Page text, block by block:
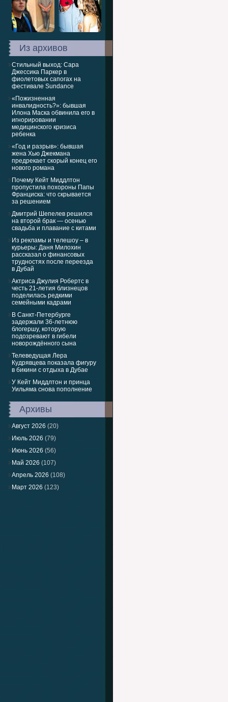
Из архивов
Стильный выход: Сара
Джессика Паркер в
фиолетовых сапогах на
фестивале Sundance
«Пожизненная
инвалидность?»: бывшая
Илона Маска обвинила его в
игнорировании
медицинского кризиса
ребенка
«Год и разрыв»: бывшая
жена Хью Джекмана
предрекает скорый конец его
нового романа
Почему Кейт Миддлтон
пропустила похороны Папы
Франциска: что скрывается
за решением
Дмитрий Шепелев решился
на второй брак — осенью
свадьба и плавание с китами
Из рекламы и телешоу – в
курьеры: Даня Милохин
рассказал о финансовых
трудностях после переезда
в Дубай
Актриса Джулия Робертс в
честь 21-летия близнецов
поделилась редкими
семейными кадрами
В Санкт-Петербурге
задержали 36-летнюю
блогершу, которую
подозревают в гибели
новорождённого сына
Телеведущая Лера
Кудрявцева показала фигуру
в бикини с отдыха в Дубае
У Кейт Миддлтон и принца
Уильяма снова пополнение
Архивы
Август 2026 (20)
Июль 2026 (79)
Июнь 2026 (56)
Май 2026 (107)
Апрель 2026 (108)
Март 2026 (123)